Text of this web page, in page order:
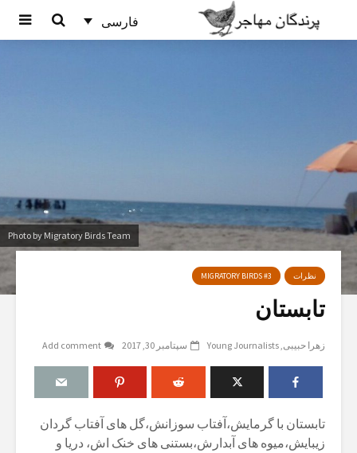
فارسی
Photo by Migratory Birds Team
نظرات MIGRATORY BIRDS #3
تابستان
زهرا حبیبی Young Journalists سپتامبر 30, 2017 Add comment
تابستان با گرمایش،آفتاب سوزانش،گل های آفتاب گردان
زیبایش،میوه های آبدارش،بستنی های خنک اش، دریا و